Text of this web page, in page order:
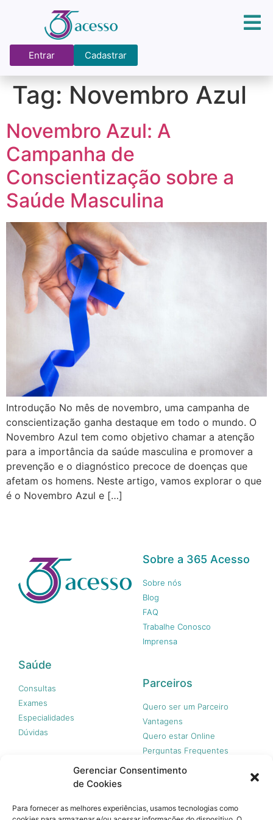
Gerenciar Consentimento
de Cookies
Para fornecer as melhores experiências, usamos tecnologias como
Entrar Cadastrar
Tag: Novembro Azul
Novembro Azul: A
Campanha de
Conscientização sobre a
Saúde Masculina
Introdução No mês de novembro, uma campanha de
conscientização ganha destaque em todo o mundo. O
Novembro Azul tem como objetivo chamar a atenção
para a importância da saúde masculina e promover a
prevenção e o diagnóstico precoce de doenças que
afetam os homens. Neste artigo, vamos explorar o que
é o Novembro Azul e […]
Sobre a 365 Acesso
Sobre nós
Blog
FAQ
Trabalhe Conosco
Imprensa
Saúde
Consultas
Exames
Especialidades
Dúvidas
Parceiros
Quero ser um Parceiro
Vantagens
Quero estar Online
Perguntas Frequentes